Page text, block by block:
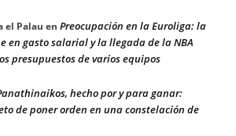
el Palau en Preocupación en la Euroliga: la
en gasto salarial y la llegada de la NBA
presupuestos de varios equipos
hecho por y para ganar:
de poner orden en una constelación de